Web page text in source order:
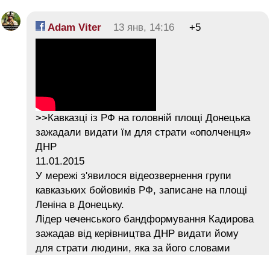
Adam Viter 13 янв, 14:16 +5
>>Кавказці із РФ на головній площі Донецька
зажадали видати їм для страти «ополченця»
ДНР
11.01.2015
У мережі з'явилося відеозвернення групи
кавказьких бойовиків РФ, записане на площі
Леніна в Донецьку.
Лідер чеченського бандформування Кадирова
зажадав від керівництва ДНР видати йому
для страти людини, яка за його словами